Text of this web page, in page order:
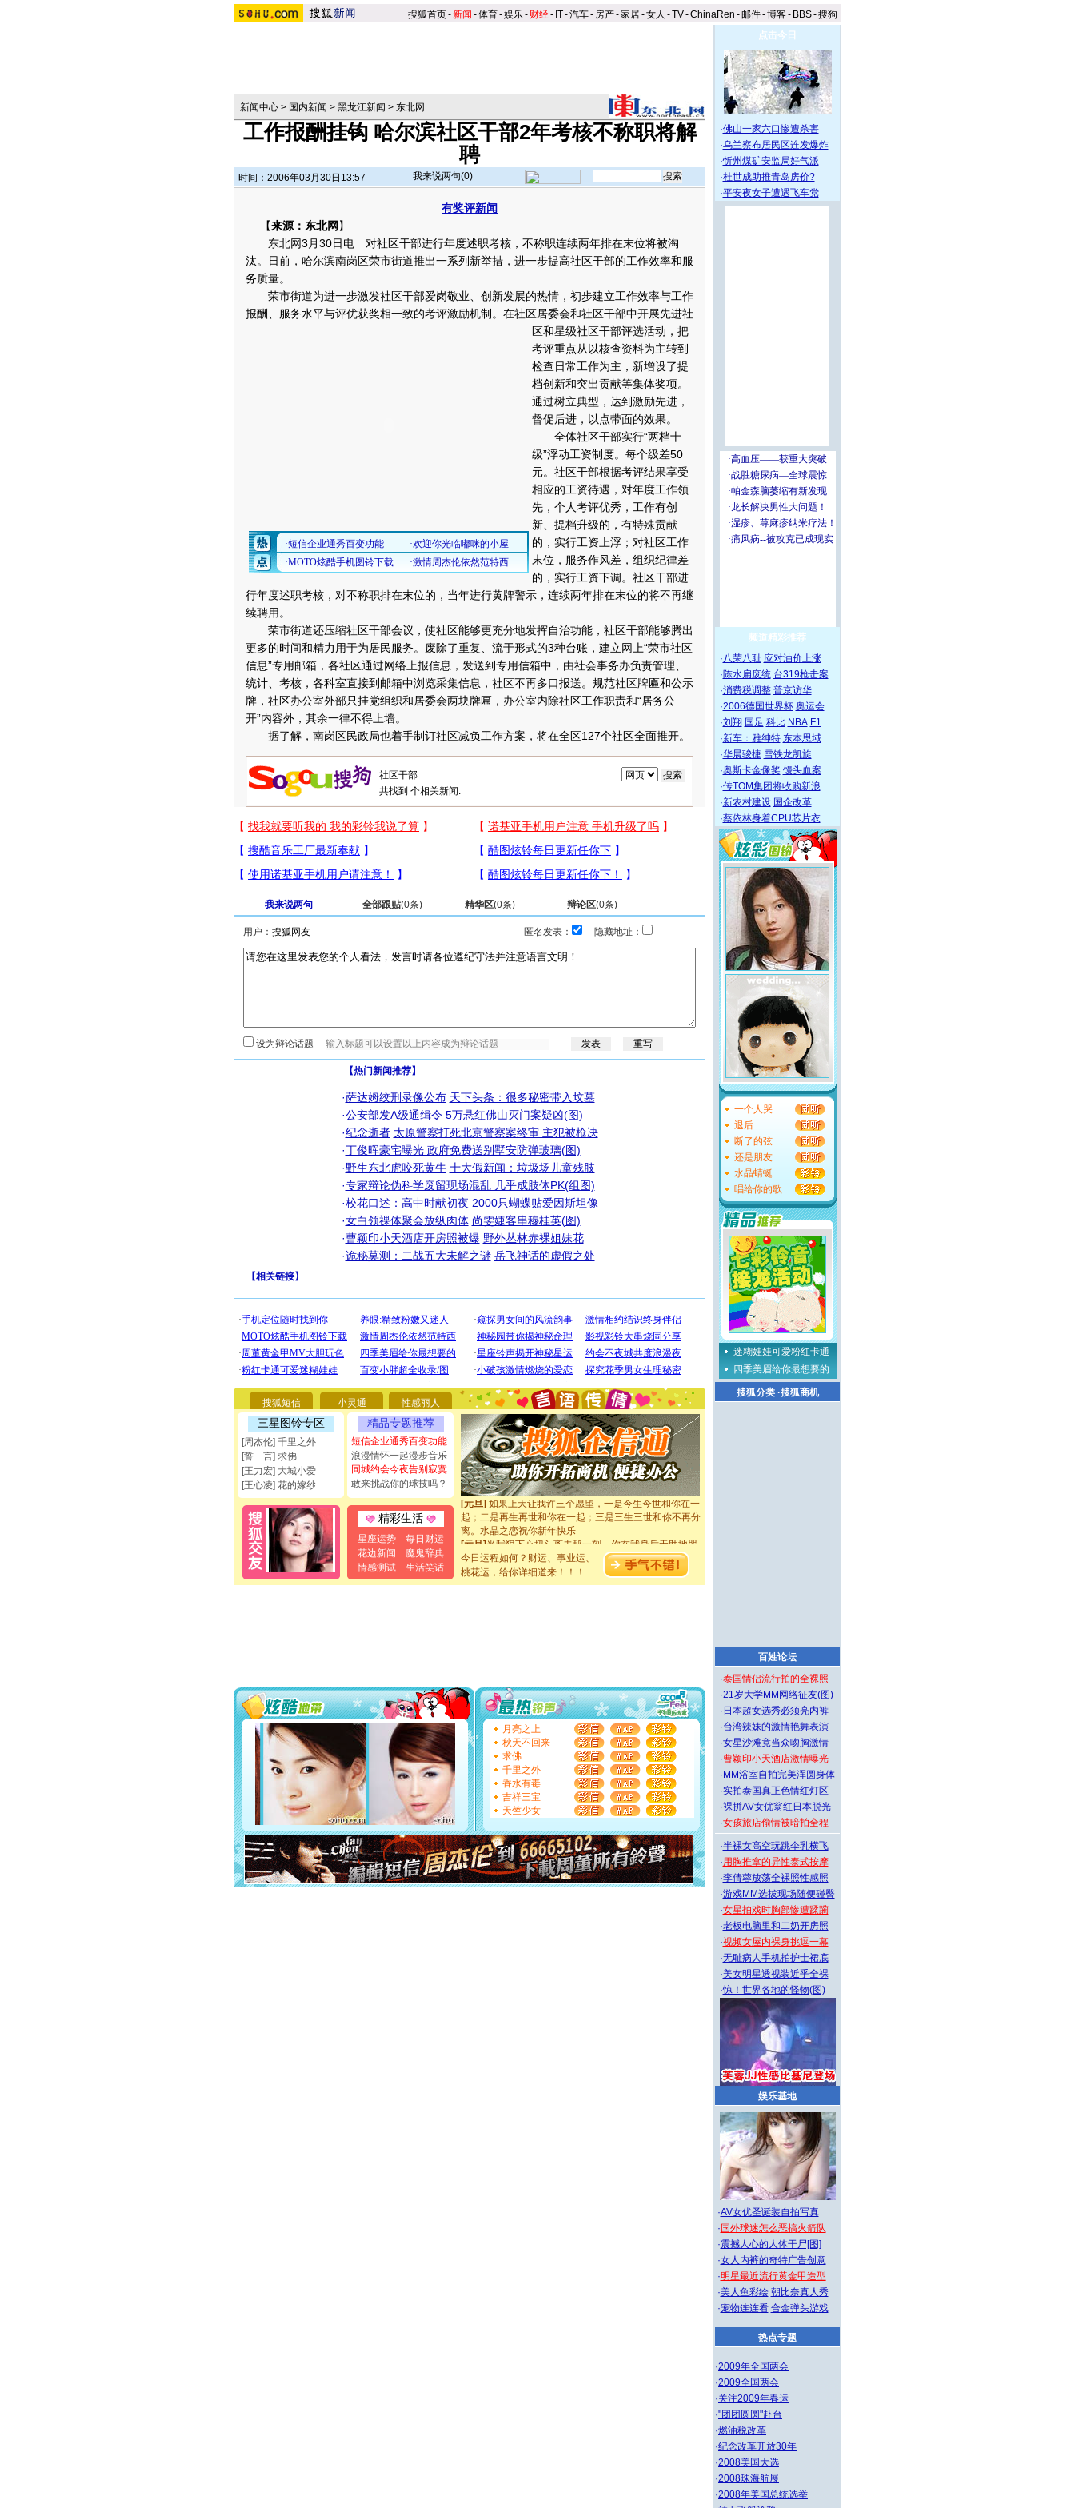
搜狐首页-新闻 -体育-娱乐- 财经- IT-汽车- 房产-家居-女人 -TV-ChinaRen -邮件-博客- BBS-搜狗
新闻中心 > 国内新闻 > 黑龙江新闻 > 东北网
工作报酬挂钩 哈尔滨社区干部2年考核不称职将解
聘
时间：2006年03月30日13:57 我来说两句(0)
有奖评新闻
【来源：东北网 】
东北网3月30日电 对社区干部进行年度述职考核，不称职连续两年排在末位将被淘
汰。日前，哈尔滨南岗区荣市街道推出一系列新举措，进一步提高社区干部的工作效率和服
务质量。
荣市街道为进一步激发社区干部爱岗敬业、创新发展的热情，初步建立工作效率与工作
报酬、服务水平与评优获奖相一致的考评激励机制。 在社区居委会和社区干部中开展先进社
区和星级社区干部评选活动，把
考评重点从以核查资料为主转到
检查日常工作为主，新增设了提
档创新和突出贡献等集体奖项。
通过树立典型，达到激励先进，
督促后进，以点带面的效果。
全体社区干部实行“两档十
级”浮动工资制度。每个级差50
元。社区干部根据考评结果享受
相应的工资待遇，对年度工作领
先，个人考评优秀，工作有创
新、提档升级的，有特殊贡献
的，实行工资上浮；对社区工作
末位，服务作风差，组织纪律差
的，实行工资下调。社区干部进
行年度述职考核，对不称职排在末位的，当年进行黄牌警示，连续两年排在末位的将不再继
续聘用。
荣市街道还压缩社区干部会议，使社区能够更充分地发挥自治功能，社区干部能够腾出
更多的时间和精力用于为居民服务。废除了重复、流于形式的3种台账，建立网上“荣市社区
信息”专用邮箱，各社区通过网络上报信息，发送到专用信箱中，由社会事务办负责管理、
统计、考核，各科室直接到邮箱中浏览采集信息，社区不再多口报送。规范社区牌匾和公示
牌，社区办公室外部只挂党组织和居委会两块牌匾，办公室内除社区工作职责和“居务公
开”内容外，其余一律不得上墙。
据了解，南岗区民政局也着手制订社区减负工作方案，将在全区127个社区全面推开。
共找到 个相关新闻.
我来说两句 全部跟贴(0条) 精华区(0条) 辩论区(0条)
用户： 匿名发表： 隐藏地址：
设为辩论话题
【热门新闻推荐】
·萨达姆绞刑录像公布 天下头条：很多秘密带入坟墓
·公安部发A级通缉令 5万悬红佛山灭门案疑凶(图)
·纪念逝者 太原警察打死北京警察案终审 主犯被枪决
·丁俊晖豪宅曝光 政府免费送别墅安防弹玻璃(图)
·野生东北虎咬死黄牛 十大假新闻：垃圾场儿童残肢
·专家辩论伪科学废留现场混乱 几乎成肢体PK(组图)
·校花口述：高中时献初夜 2000只蝴蝶贴爱因斯坦像
·女白领祼体聚会放纵肉体 尚雯婕客串穆桂英(图)
·曹颖印小天酒店开房照被爆 野外丛林赤裸姐妹花
·诡秘莫测：二战五大未解之谜 岳飞神话的虚假之处
【相关链接】
搜狐短信 小灵通 性感丽人
三星图铃专区
[周杰伦] 千里之外
[誓 言] 求佛
[王力宏] 大城小爱
[王心凌] 花的嫁纱
精品专题推荐
短信企业通秀百变功能
浪漫情怀一起漫步音乐
同城约会今夜告别寂寞
敢来挑战你的球技吗？
精彩生活
星座运势
每日财运
花边新闻
魔鬼辞典
情感测试
生活笑话
[圣诞节] 圣诞节到了，想想没什么送给你的，又不打算给
你太多，只有给你五千万：千万快乐！千万要健康！千万
要平安！千万要知足！千万不要忘记我！
[圣诞节]不只这样的日子才会想起你,而是这样的日子才
能正大光明地骚扰你,告诉你,圣诞要快乐!新年要快乐!天天
都要快乐噢!
[圣诞节]奉上一颗祝福的心,在这个特别的日子里,愿幸福,
如意,快乐,鲜花,一切美好的祝愿与你同在.圣诞快乐!
[元旦]看到你我会触电；看不到你我要充电；没有你我会
断电。爱你是我职业，想你是我事业，抱你是我特长，吻
你是我专业！水晶之恋祝你新年快乐
[元旦]如果上天让我许三个愿望，一是今生今世和你在一
起；二是再生再世和你在一起；三是三生三世和你不再分
离。水晶之恋祝你新年快乐
[元旦]当我狠下心扭头离去那一刻，你在我身后无助地哭
泣，这痛楚让我明白我多么爱你。我转身抱住你：这猪不
卖了。水晶之恋祝你新年快乐。
[春节]风柔雨润好月圆，半岛铁盒伴身边，每日尽显开心
要平安！千万要知足！千万不要忘记我！
[圣诞节]不只这样的日子才会想起你,而是这样的日子才
能正大光明地骚扰你,告诉你,圣诞要快乐!新年要快乐!天天
都要快乐噢!
[圣诞节]奉上一颗祝福的心,在这个特别的日子里,愿幸福,
如意,快乐,鲜花,一切美好的祝愿与你同在.圣诞快乐!
[元旦]
看到你我会触电；看不到你我要充电；没有你我会
断电。爱你是我职业，想你是我事业，抱你是我特长，吻
你是我专业！水晶之恋祝你新年快乐
[元旦]
如果上天让我许三个愿望，一是今生今世和你在一
起；二是再生再世和你在一起；三是三生三世和你不再分
离。水晶之恋祝你新年快乐
[元旦]当我狠下心扭头离去那一刻，你在我身后无助地哭
泣，这痛楚让我明白我多么爱你。我转身抱住你：这猪不
卖了。水晶之恋祝你新年快乐。
[春节]风柔雨润好月圆，半岛铁盒伴身边，每日尽显开心
今日运程如何？财运、事业运、
桃花运，给你详细道来！！！
月亮之上
秋天不回来
求佛
千里之外
香水有毒
吉祥三宝
天竺少女
点击今日
·佛山一家六口惨遭杀害
·乌兰察布居民区连发爆炸
·忻州煤矿安监局好气派
·杜世成助推青岛房价?
·平安夜女子遭遇飞车党
频道精彩推荐
·八荣八耻 应对油价上涨
·陈水扁废统 台319枪击案
·消费税调整 普京访华
·2006德国世界杯 奥运会
·刘翔 国足 科比 NBA F1
·新车：雅绅特 东本思域
·华晨骏捷 雪铁龙凯旋
·奥斯卡金像奖 馒头血案
·传TOM集团将收购新浪
·新农村建设 国企改革
·蔡依林身着CPU芯片衣
一个人哭
退后
断了的弦
还是朋友
水晶蜻蜓
唱给你的歌
迷糊娃娃可爱粉红卡通
四季美眉给你最想要的
搜狐分类·搜狐商机
百姓论坛
·泰国情侣流行拍的全裸照
·21岁大学MM网络征友(图)
· 日本超女选秀必须亮内裤
·台湾辣妹的激情艳舞表演
·女星沙滩竟当众吻胸激情
·曹颖印小天酒店激情曝光
· MM浴室自拍完美浑圆身体
·实拍泰国真正色情红灯区
·裸拼AV女优翁红日本脱光
·女孩旅店偷情被暗拍全程
·半裸女高空玩跳伞乳横飞
·用胸推拿的异性泰式按摩
·李倩蓉放荡全裸照性感照
·游戏MM选拔现场随便碰臀
·女星拍戏时胸部惨遭蹂躏
·老板电脑里和二奶开房照
·视频女屋内裸身挑逗一幕
·无耻病人手机拍护士裙底
·美女明星透视装近乎全裸
·惊！世界各地的怪物(图)
娱乐基地
·AV女优圣诞装自拍写真
· 国外球迷怎么恶搞火箭队
·震撼人心的人体干尸[图]
·女人内裤的奇特广告创意
·明星最近流行黄金甲造型
·美人鱼彩绘 朝比奈真人秀
·宠物连连看 合金弹头游戏
热点专题
·2009年全国两会
·2009全国两会
·关注2009年春运
·"团团圆圆"赴台
·燃油税改革
·纪念改革开放30年
·2008美国大选
·2008珠海航展
·2008年美国总统选举